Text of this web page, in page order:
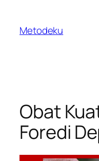
content
Metodeku
Obat
Foredi